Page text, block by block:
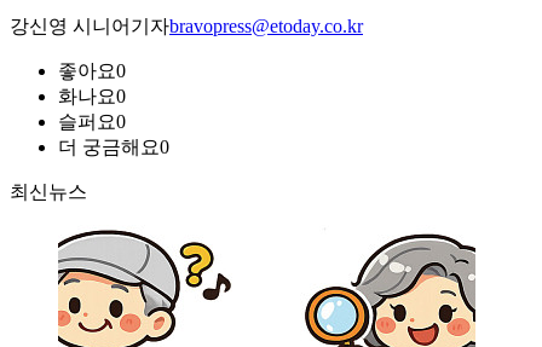
강신영 시니어기자bravopress@etoday.co.kr
좋아요0
화나요0
슬퍼요0
더 궁금해요0
최신뉴스